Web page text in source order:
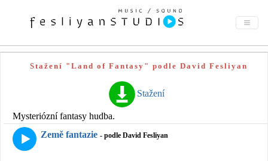
Stažení "Land of Fantasy" podle David Fesliyan
Stažení
Mysteriózní fantasy hudba.
Země fantazie - podle David Fesliyan